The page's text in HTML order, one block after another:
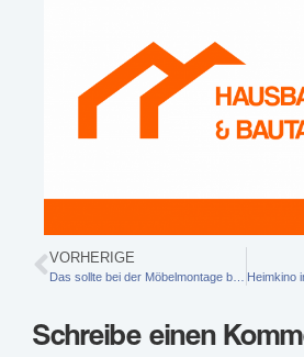
VORHERIGE
Schreibe einen